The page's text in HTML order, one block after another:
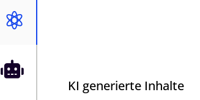


KI generierte Inhalte